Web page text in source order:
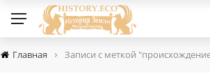
Главная › Записи с меткой